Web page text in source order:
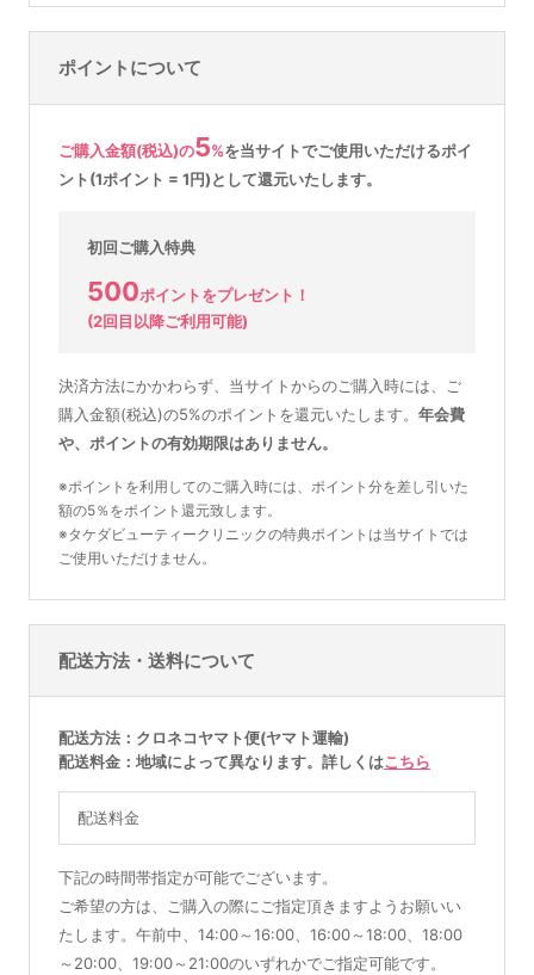
ポイントについて
ご購入金額(税込)の5%を当サイトでご使用いただけるポイ
ント(1ポイント = 1円)として還元いたします。
初回ご購入特典
500ポイントをプレゼント！
(2回目以降ご利用可能)
決済方法にかかわらず、当サイトからのご購入時には、ご
購入金額(税込)の5%のポイントを還元いたします。 年会費
や、ポイントの有効期限はありません。
※ポイントを利用してのご購入時には、ポイント分を差し引いた
額の5％をポイント還元致します。
※タケダビューティークリニックの特典ポイントは当サイトでは
ご使用いただけません。
配送方法・送料について
配送方法
クロネコヤマト便(ヤマト運輸)
配送料金
地域によって異なります。詳しくはこちら
配送料金
下記の時間帯指定が可能でございます。
ご希望の方は、ご購入の際にご指定頂きますようお願いい
たします。午前中、14:00～16:00、16:00～18:00、18:00
～20:00、19:00～21:00のいずれかでご指定可能です。